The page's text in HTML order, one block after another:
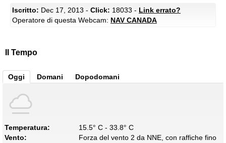
Iscritto: Dec 17, 2013 - Click: 18033 - Link errato?
Operatore di questa Webcam: NAV CANADA
Il Tempo
Oggi Domani Dopodomani
Temperatura:
15.5° C - 33.8° C
Vento:
Forza del vento 2 da NNE, con raffiche fino